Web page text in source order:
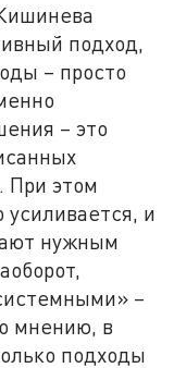
подход,
– просто
– это
При этом
усиливается, и
нужным
–
мнению, в
подходы